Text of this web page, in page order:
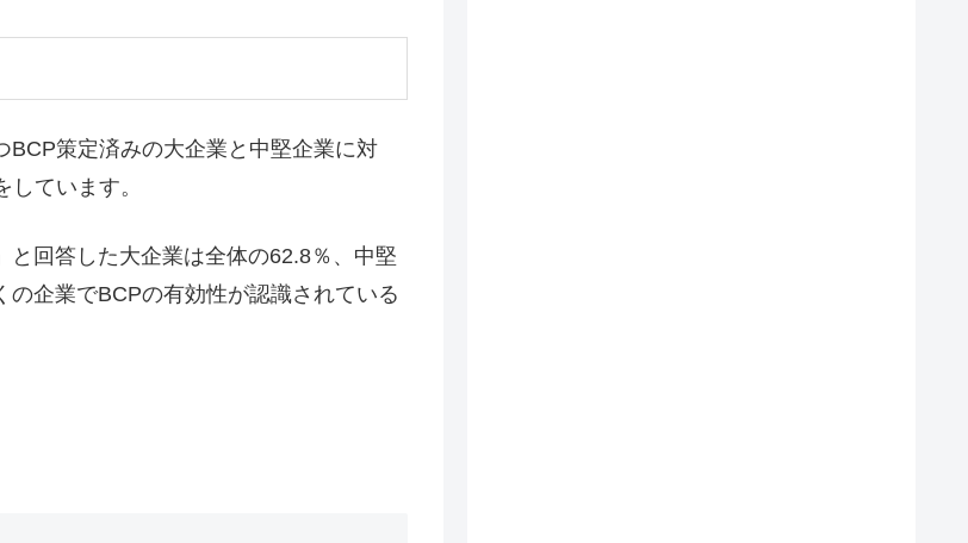
策定済みの大企業と中堅企業に対
ています。
と回答した大企業は全体の62.8％、中堅
企業でBCPの有効性が認識されている